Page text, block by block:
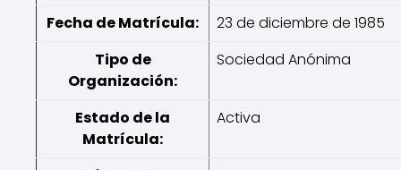
Fecha de Matrícula:
23 de diciembre de 1985
Tipo de
Organización:
Sociedad Anónima
Estado de la
Matrícula:
Activa